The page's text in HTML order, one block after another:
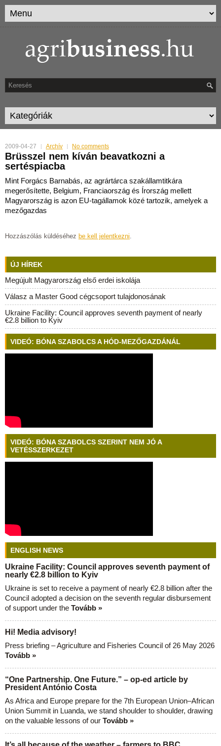
2009-04-27 Archív No comments
Brüsszel nem kíván beavatkozni a
sertéspiacba
Mint Forgács Barnabás, az agrártárca szakállamtitkára
megerősítette, Belgium, Franciaország és Írország mellett
Magyarország is azon EU-tagállamok közé tartozik, amelyek a
mezőgazdas
Hozzászólás küldéséhez be kell jelentkezni.
ÚJ HÍREK
Megújult Magyarország első erdei iskolája
Válasz a Master Good cégcsoport tulajdonosának
Ukraine Facility: Council approves seventh payment of nearly
€2.8 billion to Kyiv
VIDEÓ: BÓNA SZABOLCS A HÓD-MEZŐGAZDÁNÁL
VIDEÓ: BÓNA SZABOLCS SZERINT NEM JÓ A
VETÉSSZERKEZET
ENGLISH NEWS
Ukraine Facility: Council approves seventh payment of
nearly €2.8 billion to Kyiv
Ukraine is set to receive a payment of nearly €2.8 billion after the
Council adopted a decision on the seventh regular disbursement
of support under the Tovább »
Hi! Media advisory!
Press briefing – Agriculture and Fisheries Council of 26 May 2026
Tovább »
“One Partnership. One Future.” – op-ed article by
President António Costa
As Africa and Europe prepare for the 7th European Union–African
Union Summit in Luanda, we stand shoulder to shoulder, drawing
on the valuable lessons of our Tovább »